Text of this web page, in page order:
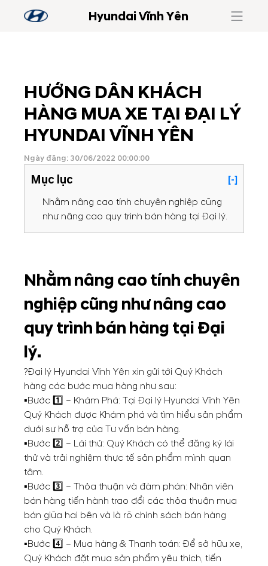
Hyundai Vĩnh Yên
HƯỚNG DẪN KHÁCH
HÀNG MUA XE TẠI ĐẠI LÝ
HYUNDAI VĨNH YÊN
Ngày đăng: 30/06/2022 00:00:00
Mục lục
[-]
Nhằm nâng cao tính chuyên nghiệp cũng
như nâng cao quy trình bán hàng tại Đại lý.
Nhằm nâng cao tính chuyên
nghiệp cũng như nâng cao
quy trình bán hàng tại Đại
lý.
?Đại lý Hyundai Vĩnh Yên xin gửi tới Quý Khách
hàng các bước mua hàng như sau:
▪️Bước 1️⃣ – Khám Phá: Tại Đại lý Hyundai Vĩnh Yên
Quý Khách được Khám phá và tìm hiểu sản phẩm
dưới sự hỗ trợ của Tư vấn bán hàng.
▪️Bước 2️⃣ – Lái thử: Quý Khách có thể đăng ký lái
thử và trải nghiệm thực tế sản phẩm mình quan
tâm.
▪️Bước 3️⃣ – Thỏa thuận và đàm phán: Nhân viên
bán hàng tiến hành trao đổi các thỏa thuận mua
bán giữa hai bên và là rõ chính sách bán hàng
cho Quý Khách.
▪️Bước 4️⃣ – Mua hàng & Thanh toán: Để sở hữu xe,
Quý Khách đặt mua sản phẩm yêu thích, tiến